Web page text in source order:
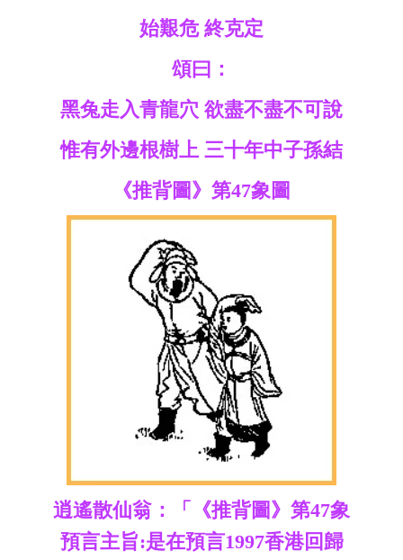
始艱危 終克定
頌曰：
黑兔走入青龍穴 欲盡不盡不可說
惟有外邊根樹上 三十年中子孫結
《推背圖》第47象圖
逍遙散仙翁：「《推背圖》第47象
預言主旨:是在預言1997香港回歸